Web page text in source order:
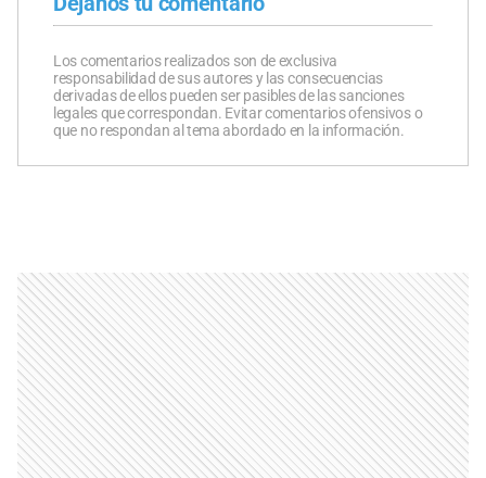
Los comentarios realizados son de exclusiva
responsabilidad de sus autores y las consecuencias
derivadas de ellos pueden ser pasibles de las sanciones
legales que correspondan. Evitar comentarios ofensivos o
que no respondan al tema abordado en la información.